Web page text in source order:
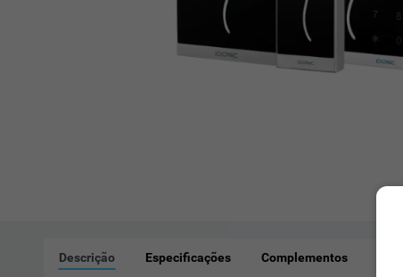
Descrição Especificações Complementos